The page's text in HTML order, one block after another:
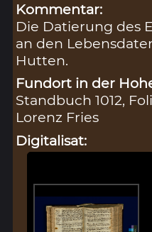
Kommentar:
Die Datierung des
an den
Hutten.
Fundort in der
Standbuch 1012,
Lorenz Fries
Digitalisat: